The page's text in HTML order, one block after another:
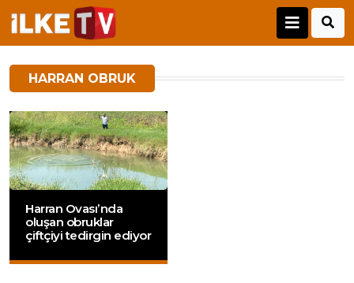
HARRAN OBRUK
Harran Ovası’nda
oluşan obruklar
çiftçiyi tedirgin ediyor